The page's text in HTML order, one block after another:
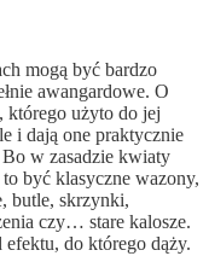
mogą być bardzo
awangardowe. O
którego użyto do jej
i dają one praktycznie
w zasadzie kwiaty
być klasyczne wazony,
butle, skrzynki,
czy… stare kalosze.
do którego dąży.